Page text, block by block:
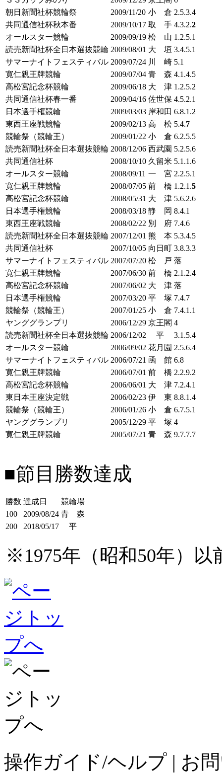
朝日新聞社杯競輪祭
2009/11/20 小 倉 2.5.3.4
共同通信社杯秋本番
2009/10/17 取 手 4.3.2.2
オールスター競輪
2009/09/19 松 山 1.2.5.1
読売新聞社杯全日本選抜競輪 2009/08/01 大 垣 3.4.5.1
サマーナイトフェスティバル 2009/07/24 川 崎 5.1
寛仁親王牌競輪
2009/07/04 青 森 4.1.4.5
高松宮記念杯競輪
2009/06/18 大 津 1.2.5.2
共同通信社杯春一番
2009/04/16 佐世保 4.5.2.1
日本選手権競輪
2009/03/03 岸和田 6.8.1.2
東西王座戦競輪
2009/02/13 高 松 5.4.7
競輪祭（競輪王）
2009/01/22 小 倉 6.2.5.5
読売新聞社杯全日本選抜競輪 2008/12/06 西武園 5.2.5.6
共同通信社杯
2008/10/10 久留米 5.1.1.6
オールスター競輪
2008/09/11 一 宮 2.2.5.1
寛仁親王牌競輪
2008/07/05 前 橋 1.2.1.5
高松宮記念杯競輪
2008/05/31 大 津 5.6.2.6
日本選手権競輪
2008/03/18 静 岡 8.4.1
東西王座戦競輪
2008/02/22 別 府 7.4.6
読売新聞社杯全日本選抜競輪 2007/12/01 熊 本 5.3.4.5
共同通信社杯
2007/10/05 向日町 3.8.3.3
サマーナイトフェスティバル 2007/07/20 松 戸 落
寛仁親王牌競輪
2007/06/30 前 橋 2.1.2.4
高松宮記念杯競輪
2007/06/02 大 津 落
日本選手権競輪
2007/03/20 平 塚 7.4.7
競輪祭（競輪王）
2007/01/25 小 倉 7.4.1.1
ヤンググランプリ
2006/12/29 京王閣 4
読売新聞社杯全日本選抜競輪 2006/12/02 平
3.1.5.4
オールスター競輪
2006/09/02 花月園 2.5.6.4
サマーナイトフェスティバル 2006/07/21 函 館 6.8
寛仁親王牌競輪
2006/07/01 前 橋 2.2.9.2
高松宮記念杯競輪
2006/06/01 大 津 7.2.4.1
東日本王座決定戦
2006/02/23 伊 東 8.8.1.4
競輪祭（競輪王）
2006/01/26 小 倉 6.7.5.1
ヤンググランプリ
2005/12/29 平 塚 4
寛仁親王牌競輪
2005/07/21 青 森 9.7.7.7
■節目勝数達成
勝数 達成日
競輪場
100
2009/08/24 青 森
200
2018/05/17 平
※1975年（昭和50年）
操作ガイド/ヘルプ | お